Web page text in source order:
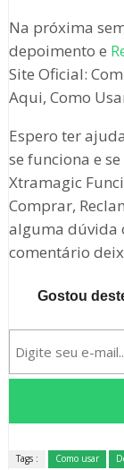
Na próxima
depoimento e
Site Oficial:
Aqui, Como
Espero ter
se funciona e
Xtramagic
Comprar,
alguma dúvida
comentário
Gostou
Tags : Como usar